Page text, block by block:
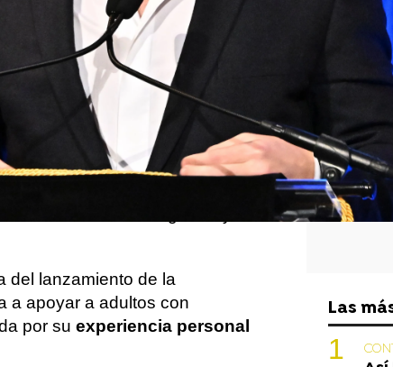
Whatsapp
significativo en su vida
vez detalles sobresu hijo
el desarrollo cognitivo y
del lanzamiento de la
a apoyar a adultos con
por su experiencia personal
Las